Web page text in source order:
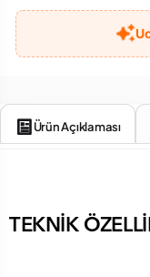
Ürün Açıklaması
TEKNİK